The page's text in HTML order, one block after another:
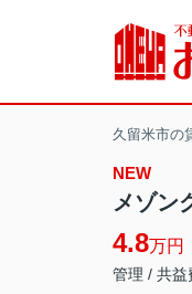
久留米市の
NEW
メゾン
4.8万円
管理 / 共益